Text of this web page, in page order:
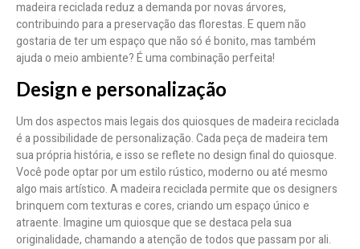
madeira reciclada reduz a demanda por novas árvores,
contribuindo para a preservação das florestas. E quem não
gostaria de ter um espaço que não só é bonito, mas também
ajuda o meio ambiente? É uma combinação perfeita!
Design e personalização
Um dos aspectos mais legais dos quiosques de madeira reciclada
é a possibilidade de personalização. Cada peça de madeira tem
sua própria história, e isso se reflete no design final do quiosque.
Você pode optar por um estilo rústico, moderno ou até mesmo
algo mais artístico. A madeira reciclada permite que os designers
brinquem com texturas e cores, criando um espaço único e
atraente. Imagine um quiosque que se destaca pela sua
originalidade, chamando a atenção de todos que passam por ali.